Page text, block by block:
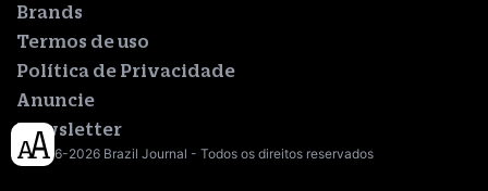
Brands
Termos de uso
Política de Privacidade
Anuncie
Newsletter
© 2016-2026 Brazil Journal - Todos os direitos reservados